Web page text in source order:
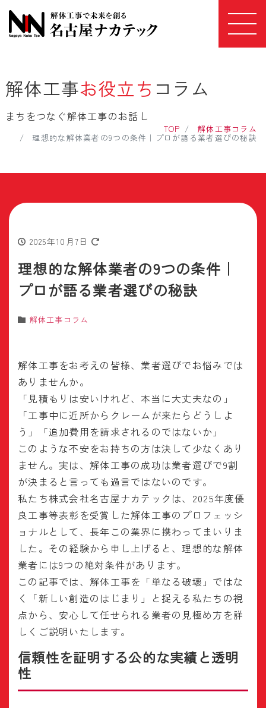
解体工事お役立ち コラム
まちをつなぐ解体工事のお話し
TOP 解体工事コラム
理想的な解体業者の9つの条件｜プロが語る業者選びの秘訣
2025年10月7日
理想的な解体業者の9つの条件｜
プロが語る業者選びの秘訣
解体工事コラム
解体工事をお考えの皆様、業者選びでお悩みでは
ありませんか。
「見積もりは安いけれど、本当に大丈夫なの」
「工事中に近所からクレームが来たらどうしよ
う」「追加費用を請求されるのではないか」
このような不安をお持ちの方は決して少なくあり
ません。実は、解体工事の成功は業者選びで9割
が決まると言っても過言ではないのです。
私たち株式会社名古屋ナカテックは、2025年度優
良工事等表彰を受賞した解体工事のプロフェッシ
ョナルとして、長年この業界に携わってまいりま
した。その経験から申し上げると、理想的な解体
業者には9つの絶対条件があります。
この記事では、解体工事を「単なる破壊」ではな
く「新しい創造のはじまり」と捉える私たちの視
点から、安心して任せられる業者の見極め方を詳
しくご説明いたします。
信頼性を証明する公的な実績と透明
性